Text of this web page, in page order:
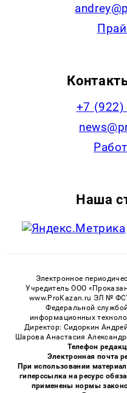
+7 (922)
Наша
Электронное
Учредитель ООО
www.ProKazan.ru ЭЛ №
Федеральной
информационных
Директор: Сидоркин
Шарова Анастасия
Телефон
Электронная почта
При использовании
гиперссылка на ресурс
применены нормы